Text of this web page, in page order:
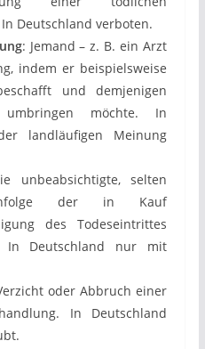
Deutschland verboten.
: Jemand – z. B. ein Arzt
indem er beispielsweise
und demjenigen
möchte. In
landläufigen Meinung
unbeabsichtigte, selten
der in Kauf
des Todeseintrittes
In Deutschland nur mit
oder Abbruch einer
In Deutschland